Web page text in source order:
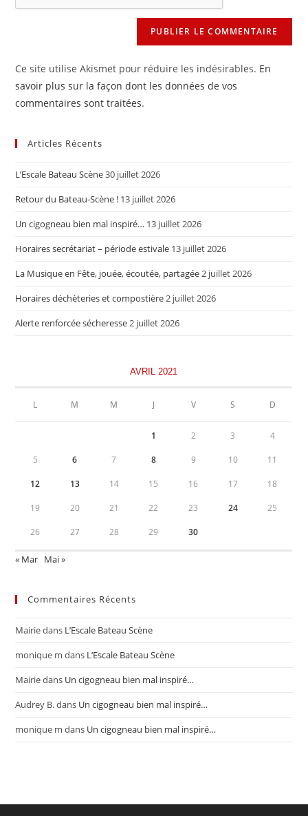
(facultatif)
Ce site utilise Akismet pour réduire les indésirables. En
savoir plus sur la façon dont les données de vos
commentaires sont traitées.
Articles Récents
L’Escale Bateau Scène30 juillet 2026
Retour du Bateau-Scène ! 13 juillet 2026
Un cigogneau bien mal inspiré… 13 juillet 2026
Horaires secrétariat – période estivale 13 juillet 2026
La Musique en Fête, jouée, écoutée, partagée2 juillet 2026
Horaires déchèteries et compostière2 juillet 2026
Alerte renforcée sécheresse2 juillet 2026
AVRIL 2021
L M M J V S D
1 2 3 4
5 6 7 8 9 10 11
12 13 14 15 16 17 18
19 20 21 22 23 24 25
26 27 28 29 30
« Mar Mai »
Commentaires Récents
Mairiedans L’Escale Bateau Scène
monique m dans L’Escale Bateau Scène
Mairiedans Un cigogneau bien mal inspiré…
Audrey B.dans Un cigogneau bien mal inspiré…
monique m dans Un cigogneau bien mal inspiré…